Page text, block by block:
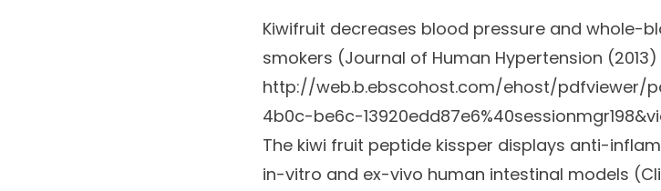
Kiwifruit decreases blood pressure and whole-
smokers (Journal of Human Hypertension (2013)
http://web.b.ebscohost.com/ehost/pdfviewer/
4b0c-be6c-
The kiwi fruit peptide kissper displays anti-
in-vitro and ex-vivo human intestinal models